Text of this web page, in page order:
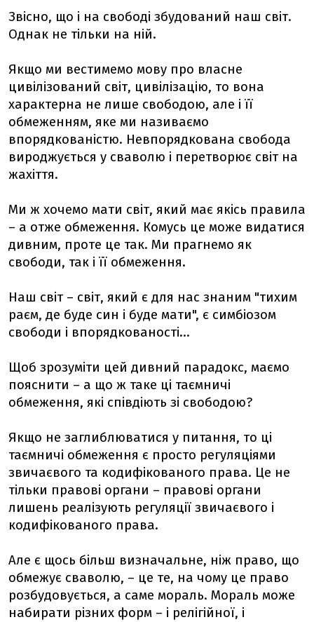
Звісно, що і на свободі збудований наш світ.
Однак не тільки на ній.
Якщо ми вестимемо мову про власне
цивілізований світ, цивілізацію, то вона
характерна не лише свободою, але і її
обмеженням, яке ми називаємо
впорядкованістю. Невпорядкована свобода
вироджується у сваволю і перетворює світ на
жахіття.
Ми ж хочемо мати світ, який має якісь правила
– а отже обмеження. Комусь це може видатися
дивним, проте це так. Ми прагнемо як
свободи, так і її обмеження.
Наш світ – світ, який є для нас знаним "тихим
раєм, де буде син і буде мати", є симбіозом
свободи і впорядкованості...
Щоб зрозуміти цей дивний парадокс, маємо
пояснити – а що ж таке ці таємничі
обмеження, які співдіють зі свободою?
Якщо не заглиблюватися у питання, то ці
таємничі обмеження є просто регуляціями
звичаєвого та кодифікованого права. Це не
тільки правові органи – правові органи
лишень реалізують регуляції звичаєвого і
кодифікованого права.
Але є щось більш визначальне, ніж право, що
обмежує сваволю, – це те, на чому це право
розбудовується, а саме мораль. Мораль може
набирати різних форм – і релігійної, і